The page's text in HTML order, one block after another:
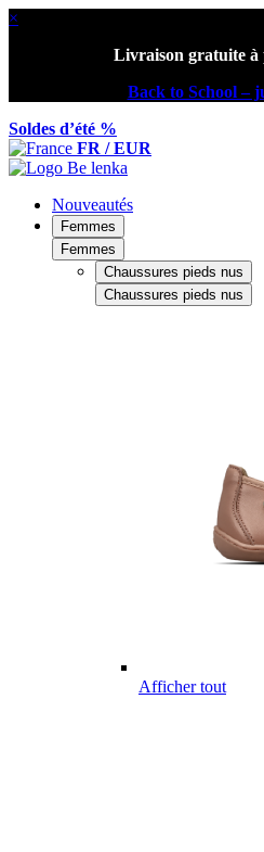
×
Livraison gratuite à
Back to School –
Soldes d’été %
FR / EUR
Nouveautés
Femmes
Femmes
Chaussures pieds nus
Chaussures pieds nus
Afficher tout